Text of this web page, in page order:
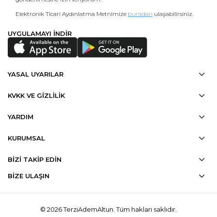
Elektronik Ticari Aydınlatma Metnimize buradan ulaşabilirsiniz.
UYGULAMAYI İNDİR
YASAL UYARILAR
KVKK VE GİZLİLİK
YARDIM
KURUMSAL
BİZİ TAKİP EDİN
BİZE ULAŞIN
© 2026 TerziAdemAltun. Tüm hakları saklıdır.